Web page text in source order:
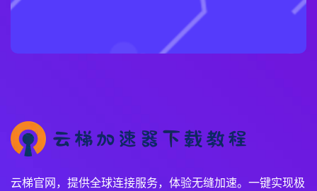
云梯官网，提供全球连接服务，体验无缝加速。一键实现极